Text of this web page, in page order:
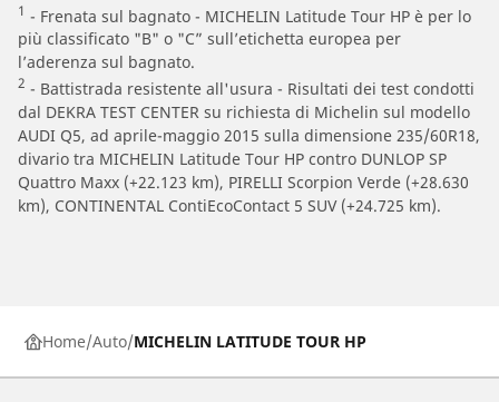
1 - Frenata sul bagnato - MICHELIN Latitude Tour HP è per lo
più classificato "B" o "C” sull’etichetta europea per
l’aderenza sul bagnato.
2 - Battistrada resistente all'usura - Risultati dei test condotti
dal DEKRA TEST CENTER su richiesta di Michelin sul modello
AUDI Q5, ad aprile-maggio 2015 sulla dimensione 235/60R18,
divario tra MICHELIN Latitude Tour HP contro DUNLOP SP
Quattro Maxx (+22.123 km), PIRELLI Scorpion Verde (+28.630
km), CONTINENTAL ContiEcoContact 5 SUV (+24.725 km).
Home Auto MICHELIN LATITUDE TOUR HP